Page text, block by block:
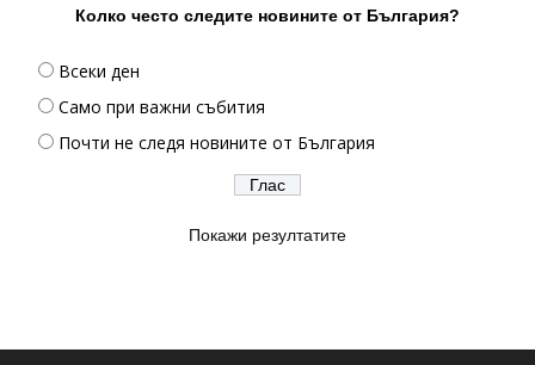
Колко често следите новините от България?
Всеки ден
Само при важни събития
Почти не следя новините от България
Покажи резултатите